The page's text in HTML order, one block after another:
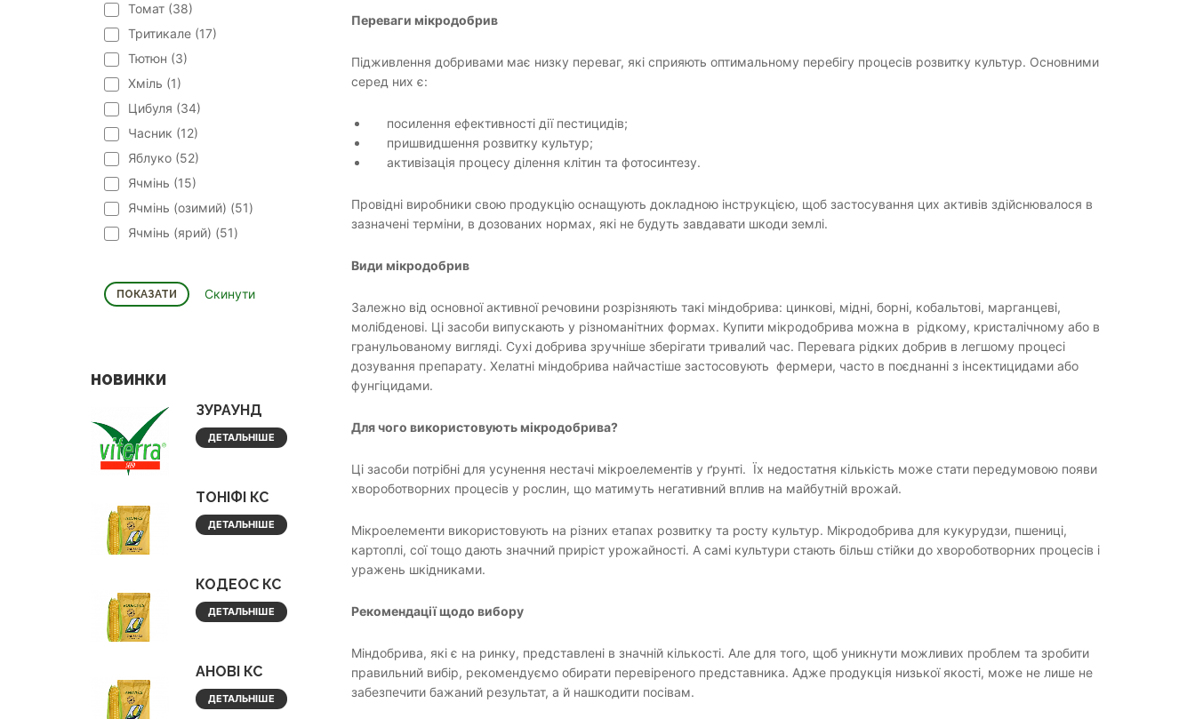
Томат (38)
Тритикале (17)
Тютюн (3)
Хміль (1)
Цибуля (34)
Часник (12)
Яблуко (52)
Ячмінь (15)
Ячмінь (озимий) (51)
Ячмінь (ярий) (51)
НОВИНКИ
ЗУРАУНД
ДЕТАЛЬНІШЕ
ТОНІФІ КС
ДЕТАЛЬНІШЕ
КОДЕОС КС
ДЕТАЛЬНІШЕ
АНОВІ КС
ДЕТАЛЬНІШЕ
Переваги мікродобрив
Підживлення добривами має низку переваг, які сприяють оптимальному перебігу процесів розвитку культур. Основними
серед них є:
посилення ефективності дії пестицидів;
пришвидшення розвитку культур;
активізація процесу ділення клітин та фотосинтезу.
Провідні виробники свою продукцію оснащують докладною інструкцією, щоб застосування цих активів здійснювалося в
зазначені терміни, в дозованих нормах, які не будуть завдавати шкоди землі.
Види мікродобрив
Залежно від основної активної речовини розрізняють такі міндобрива: цинкові, мідні, борні, кобальтові, марганцеві,
молібденові. Ці засоби випускають у різноманітних формах. Купити мікродобрива можна в рідкому, кристалічному або в
гранульованому вигляді. Сухі добрива зручніше зберігати тривалий час. Перевага рідких добрив в легшому процесі
дозування препарату. Хелатні міндобрива найчастіше застосовують фермери, часто в поєднанні з інсектицидами або
фунгіцидами.
Для чого використовують мікродобрива?
Ці засоби потрібні для усунення нестачі мікроелементів у ґрунті. Їх недостатня кількість може стати передумовою появи
хвороботворних процесів у рослин, що матимуть негативний вплив на майбутній врожай.
Мікроелементи використовують на різних етапах розвитку та росту культур. Мікродобрива для кукурудзи, пшениці,
картоплі, сої тощо дають значний приріст урожайності. А самі культури стають більш стійки до хвороботворних процесів і
уражень шкідниками.
Рекомендації щодо вибору
Міндобрива, які є на ринку, представлені в значній кількості. Але для того, щоб уникнути можливих проблем та зробити
правильний вибір, рекомендуємо обирати перевіреного представника. Адже продукція низької якості, може не лише не
забезпечити бажаний результат, а й нашкодити посівам.